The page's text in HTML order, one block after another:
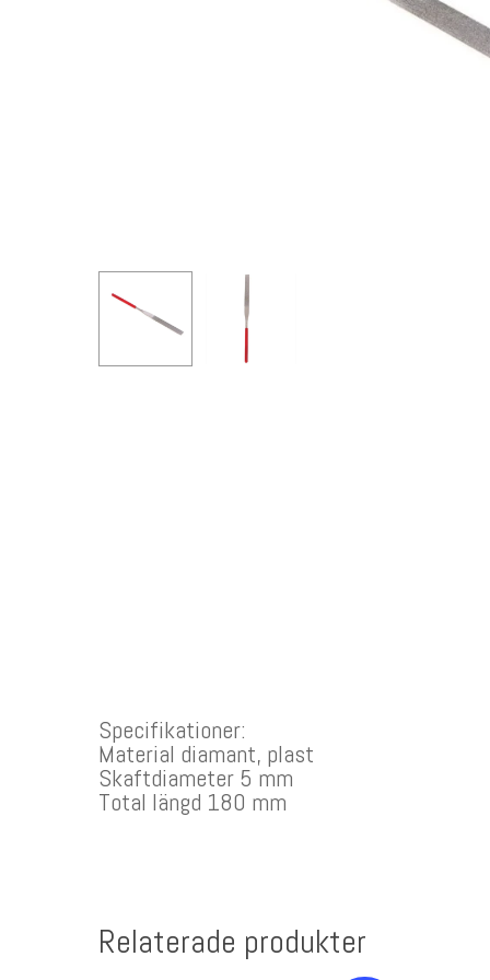
Hit enter to search or ESC to close
Specifikationer:
Material diamant, plast
Skaftdiameter 5 mm
Total längd 180 mm
Relaterade produkter